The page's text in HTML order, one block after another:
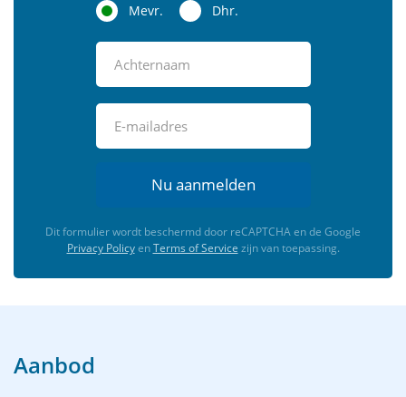
Mevr. Dhr.
Nu aanmelden
Dit formulier wordt beschermd door reCAPTCHA en de Google
Privacy PolicyenTerms of Service zijn van toepassing.
Aanbod